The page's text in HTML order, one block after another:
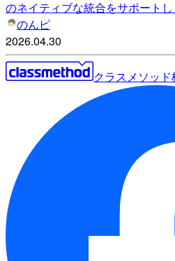
のネイティブな統合をサポート
のんピ
2026.04.30
クラスメソッ